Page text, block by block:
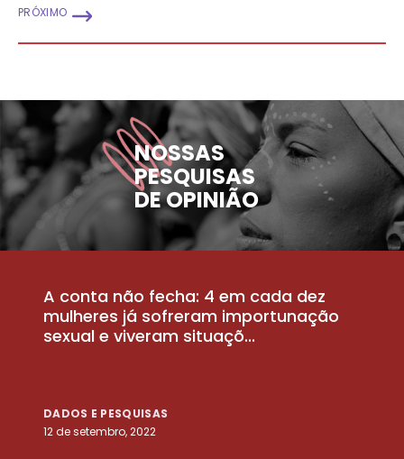
PRÓXIMO
NOSSAS
PESQUISAS
DE OPINIÃO
A conta não fecha: 4 em cada dez
mulheres já sofreram importunação
sexual e viveram situaçõ...
DADOS E PESQUISAS
12 de setembro, 2022